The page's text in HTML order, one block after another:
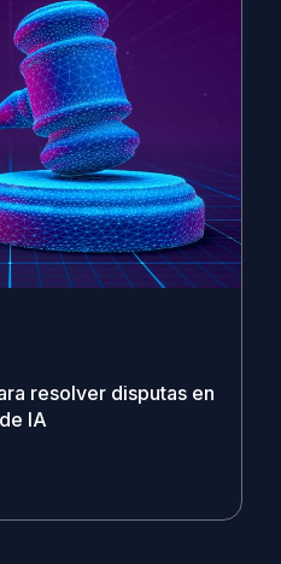
resolver disputas en
IA